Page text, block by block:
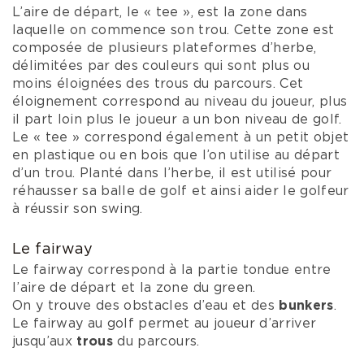
L’aire de départ, le « tee », est la zone dans
laquelle on commence son trou. Cette zone est
composée de plusieurs plateformes d’herbe,
délimitées par des couleurs qui sont plus ou
moins éloignées des trous du parcours. Cet
éloignement correspond au niveau du joueur, plus
il part loin plus le joueur a un bon niveau de golf.
Le « tee » correspond également à un petit objet
en plastique ou en bois que l’on utilise au départ
d’un trou. Planté dans l’herbe, il est utilisé pour
réhausser sa balle de golf et ainsi aider le golfeur
à réussir son swing.
Le fairway
Le fairway correspond à la partie tondue entre
l’aire de départ et la zone du green.
On y trouve des obstacles d’eau et des bunkers.
Le fairway au golf permet au joueur d’arriver
jusqu’aux trous du parcours.